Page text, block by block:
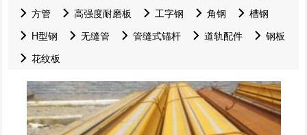
方管
高强度耐磨板 工字钢 角钢
槽钢
H型钢
无缝管 管缝式锚杆 道轨配件
钢板
花纹板